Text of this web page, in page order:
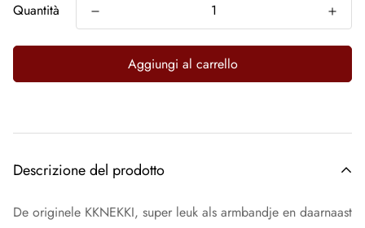
Quantità
Aggiungi al carrello
Descrizione del prodotto
De originele KKNEKKI, super leuk als armbandje en daarnaast